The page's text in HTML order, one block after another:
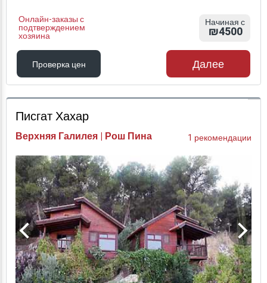
Онлайн-заказы с
подтверждением
хозяина
Начиная с
₪4500
Проверка цен
Проверка цен
Далее
Писгат Хахар
Верхняя Галилея | Рош Пина 1 рекомендации